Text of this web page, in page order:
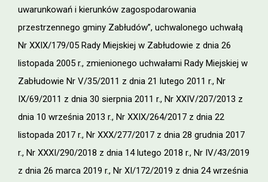
uwarunkowań i kierunków zagospodarowania
przestrzennego gminy Zabłudów”, uchwalonego uchwałą
Nr XXIX/179/05 Rady Miejskiej w Zabłudowie z dnia 26
listopada 2005 r., zmienionego uchwałami Rady Miejskiej w
Zabłudowie Nr V/35/2011 z dnia 21 lutego 2011 r., Nr
IX/69/2011 z dnia 30 sierpnia 2011 r., Nr XXIV/207/2013 z
dnia 10 września 2013 r., Nr XXIX/264/2017 z dnia 22
listopada 2017 r., Nr XXX/277/2017 z dnia 28 grudnia 2017
r., Nr XXXI/290/2018 z dnia 14 lutego 2018 r., Nr IV/43/2019
z dnia 26 marca 2019 r., Nr XI/172/2019 z dnia 24 września